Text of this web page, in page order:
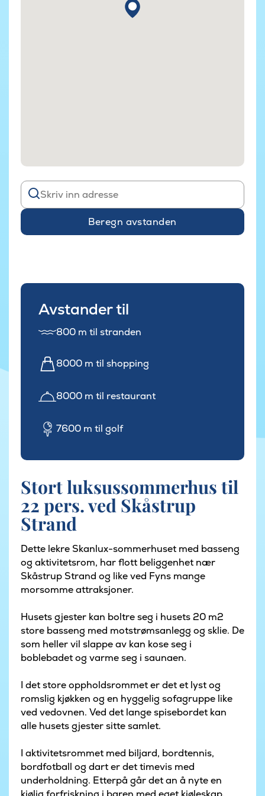
Beregn avstanden
Avstander til
800 m til stranden
8000 m til shopping
8000 m til restaurant
7600 m til golf
Stort luksussommerhus til
22 pers. ved Skåstrup
Strand
Dette lekre Skanlux-sommerhuset med basseng
og aktivitetsrom, har flott beliggenhet nær
Skåstrup Strand og like ved Fyns mange
morsomme attraksjoner.
Husets gjester kan boltre seg i husets 20 m2
store basseng med motstrømsanlegg og sklie. De
som heller vil slappe av kan kose seg i
boblebadet og varme seg i saunaen.
I det store oppholdsrommet er det et lyst og
romslig kjøkken og en hyggelig sofagruppe like
ved vedovnen. Ved det lange spisebordet kan
alle husets gjester sitte samlet.
I aktivitetsrommet med biljard, bordtennis,
bordfotball og dart er det timevis med
underholdning. Etterpå går det an å nyte en